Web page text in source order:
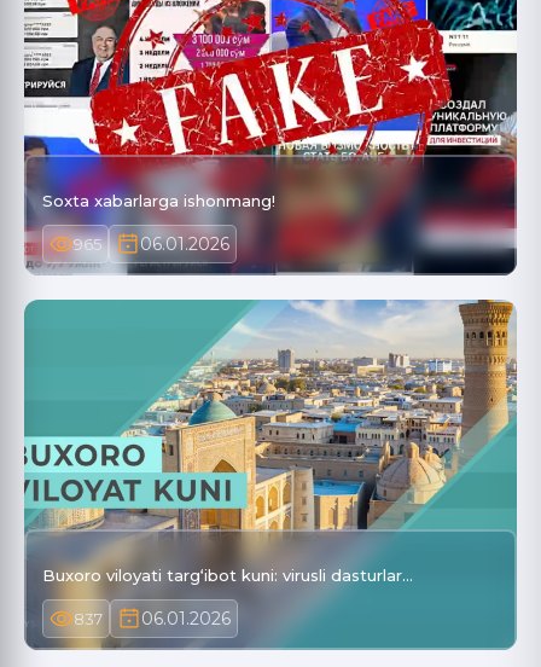
Soxta xabarlarga ishonmang!
965 06.01.2026
Buxoro viloyati targ‘ibot kuni: virusli dasturlar…
837 06.01.2026